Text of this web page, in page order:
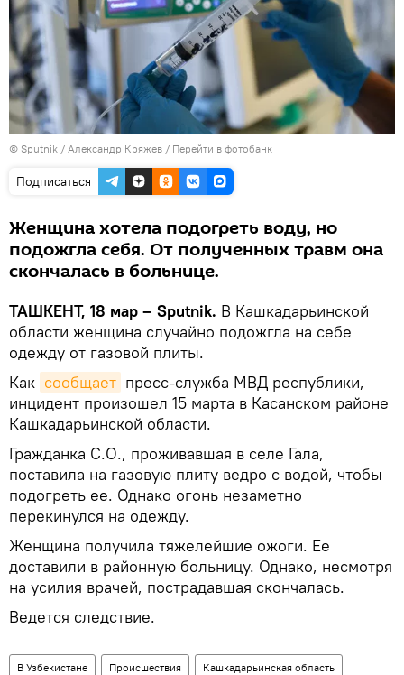
© Sputnik / Александр Кряжев / Перейти в фотобанк
Подписаться
Женщина хотела подогреть воду, но
подожгла себя. От полученных травм она
скончалась в больнице.
ТАШКЕНТ, 18 мар – Sputnik. В Кашкадарьинской
области женщина случайно подожгла на себе
одежду от газовой плиты.
Как сообщает пресс-служба МВД республики,
инцидент произошел 15 марта в Касанском районе
Кашкадарьинской области.
Гражданка С.О., проживавшая в селе Гала,
поставила на газовую плиту ведро с водой, чтобы
подогреть ее. Однако огонь незаметно
перекинулся на одежду.
Женщина получила тяжелейшие ожоги. Ее
доставили в районную больницу. Однако, несмотря
на усилия врачей, пострадавшая скончалась.
Ведется следствие.
В Узбекистане Происшествия Кашкадарьинская область